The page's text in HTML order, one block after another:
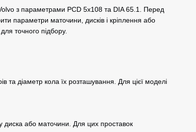
з параметрами PCD 5x108 та DIA 65.1. Перед
параметри маточини, дисків і кріплення або
точного підбору.
та діаметр кола їх розташування. Для цієї моделі
диска або маточини. Для цих проставок